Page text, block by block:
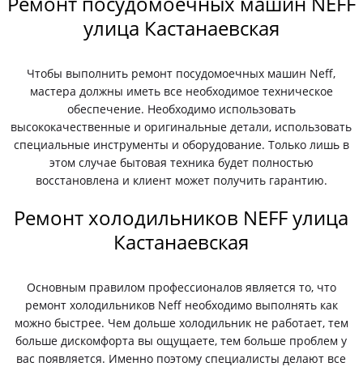
улица Кастанаевская
Чтобы выполнить ремонт посудомоечных машин Neff,
мастера должны иметь все необходимое техническое
обеспечение. Необходимо использовать
высококачественные и оригинальные детали, использовать
специальные инструменты и оборудование. Только лишь в
этом случае бытовая техника будет полностью
восстановлена и клиент может получить гарантию.
Ремонт холодильников NEFF улица
Кастанаевская
Основным правилом профессионалов является то, что
ремонт холодильников Neff необходимо выполнять как
можно быстрее. Чем дольше холодильник не работает, тем
больше дискомфорта вы ощущаете, тем больше проблем у
вас появляется. Именно поэтому специалисты делают все